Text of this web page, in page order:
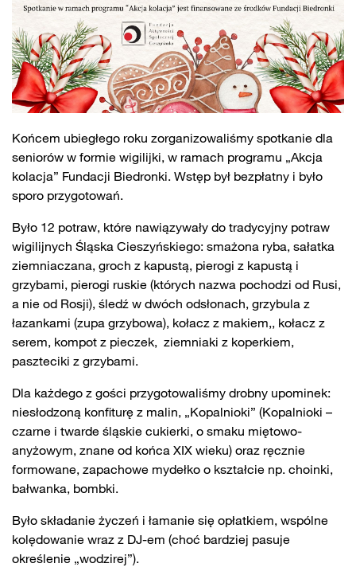
Końcem ubiegłego roku zorganizowaliśmy spotkanie dla
seniorów w formie wigilijki, w ramach programu „Akcja
kolacja” Fundacji Biedronki. Wstęp był bezpłatny i było
sporo przygotowań.
Było 12 potraw, które nawiązywały do tradycyjny potraw
wigilijnych Śląska Cieszyńskiego: smażona ryba, sałatka
ziemniaczana, groch z kapustą, pierogi z kapustą i
grzybami, pierogi ruskie (których nazwa pochodzi od Rusi,
a nie od Rosji), śledź w dwóch odsłonach, grzybula z
łazankami (zupa grzybowa), kołacz z makiem,, kołacz z
serem, kompot z pieczek, ziemniaki z koperkiem,
paszteciki z grzybami.
Dla każdego z gości przygotowaliśmy drobny upominek:
niesłodzoną konfiturę z malin, „Kopalnioki” (Kopalnioki –
czarne i twarde śląskie cukierki, o smaku miętowo-
anyżowym, znane od końca XIX wieku) oraz ręcznie
formowane, zapachowe mydełko o kształcie np. choinki,
bałwanka, bombki.
Było składanie życzeń i łamanie się opłatkiem, wspólne
kolędowanie wraz z DJ-em (choć bardziej pasuje
określenie „wodzirej”).